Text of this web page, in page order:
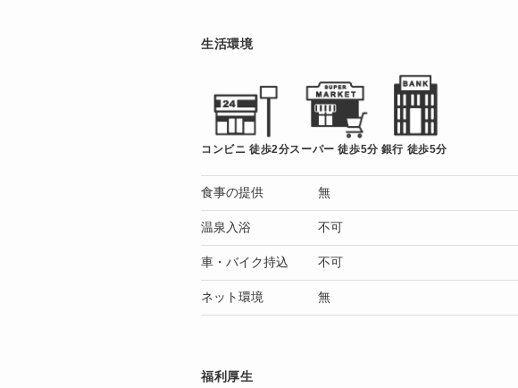
生活環境
コンビニ 徒歩2分スーパー 徒歩5分 銀行 徒歩5分
食事の提供 無
温泉入浴 不可
車・バイク持込 不可
ネット環境 無
福利厚生